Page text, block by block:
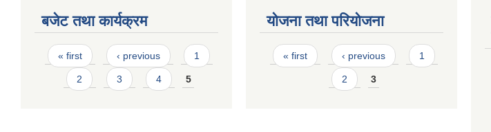
बजेट तथा कार्यक्रम
Pages
« first ‹ previous 1
2 3 4 5
योजना तथा परियोजना
Pages
« first ‹ previous 1
2 3